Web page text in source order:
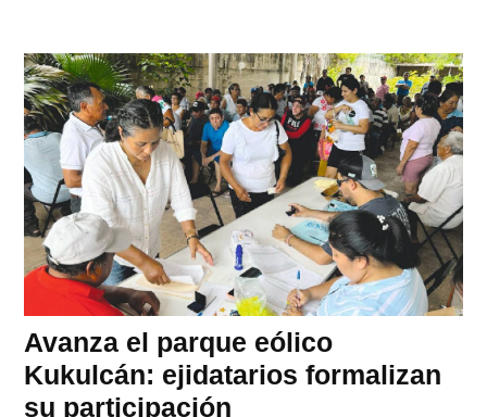
Avanza el parque eólico
Kukulcán: ejidatarios formalizan
su participación